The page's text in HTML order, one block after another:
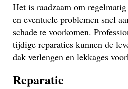
Het is raadzaam om
en eventuele problemen snel
schade te voorkomen.
tijdige reparaties kunnen de
dak verlengen en lekkages
Reparatie